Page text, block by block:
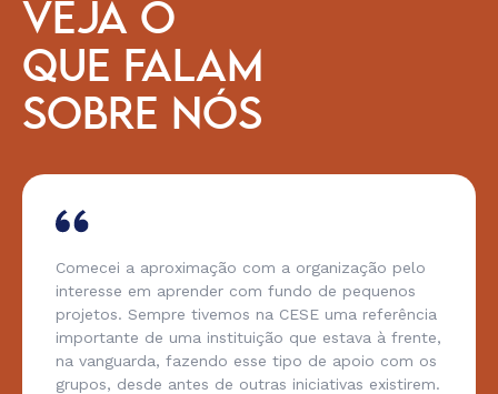
VEJA O
QUE FALAM
SOBRE NÓS
Comecei a aproximação com a organização pelo
interesse em aprender com fundo de pequenos
projetos. Sempre tivemos na CESE uma referência
importante de uma instituição que estava à frente,
na vanguarda, fazendo esse tipo de apoio com os
grupos, desde antes de outras iniciativas existirem.